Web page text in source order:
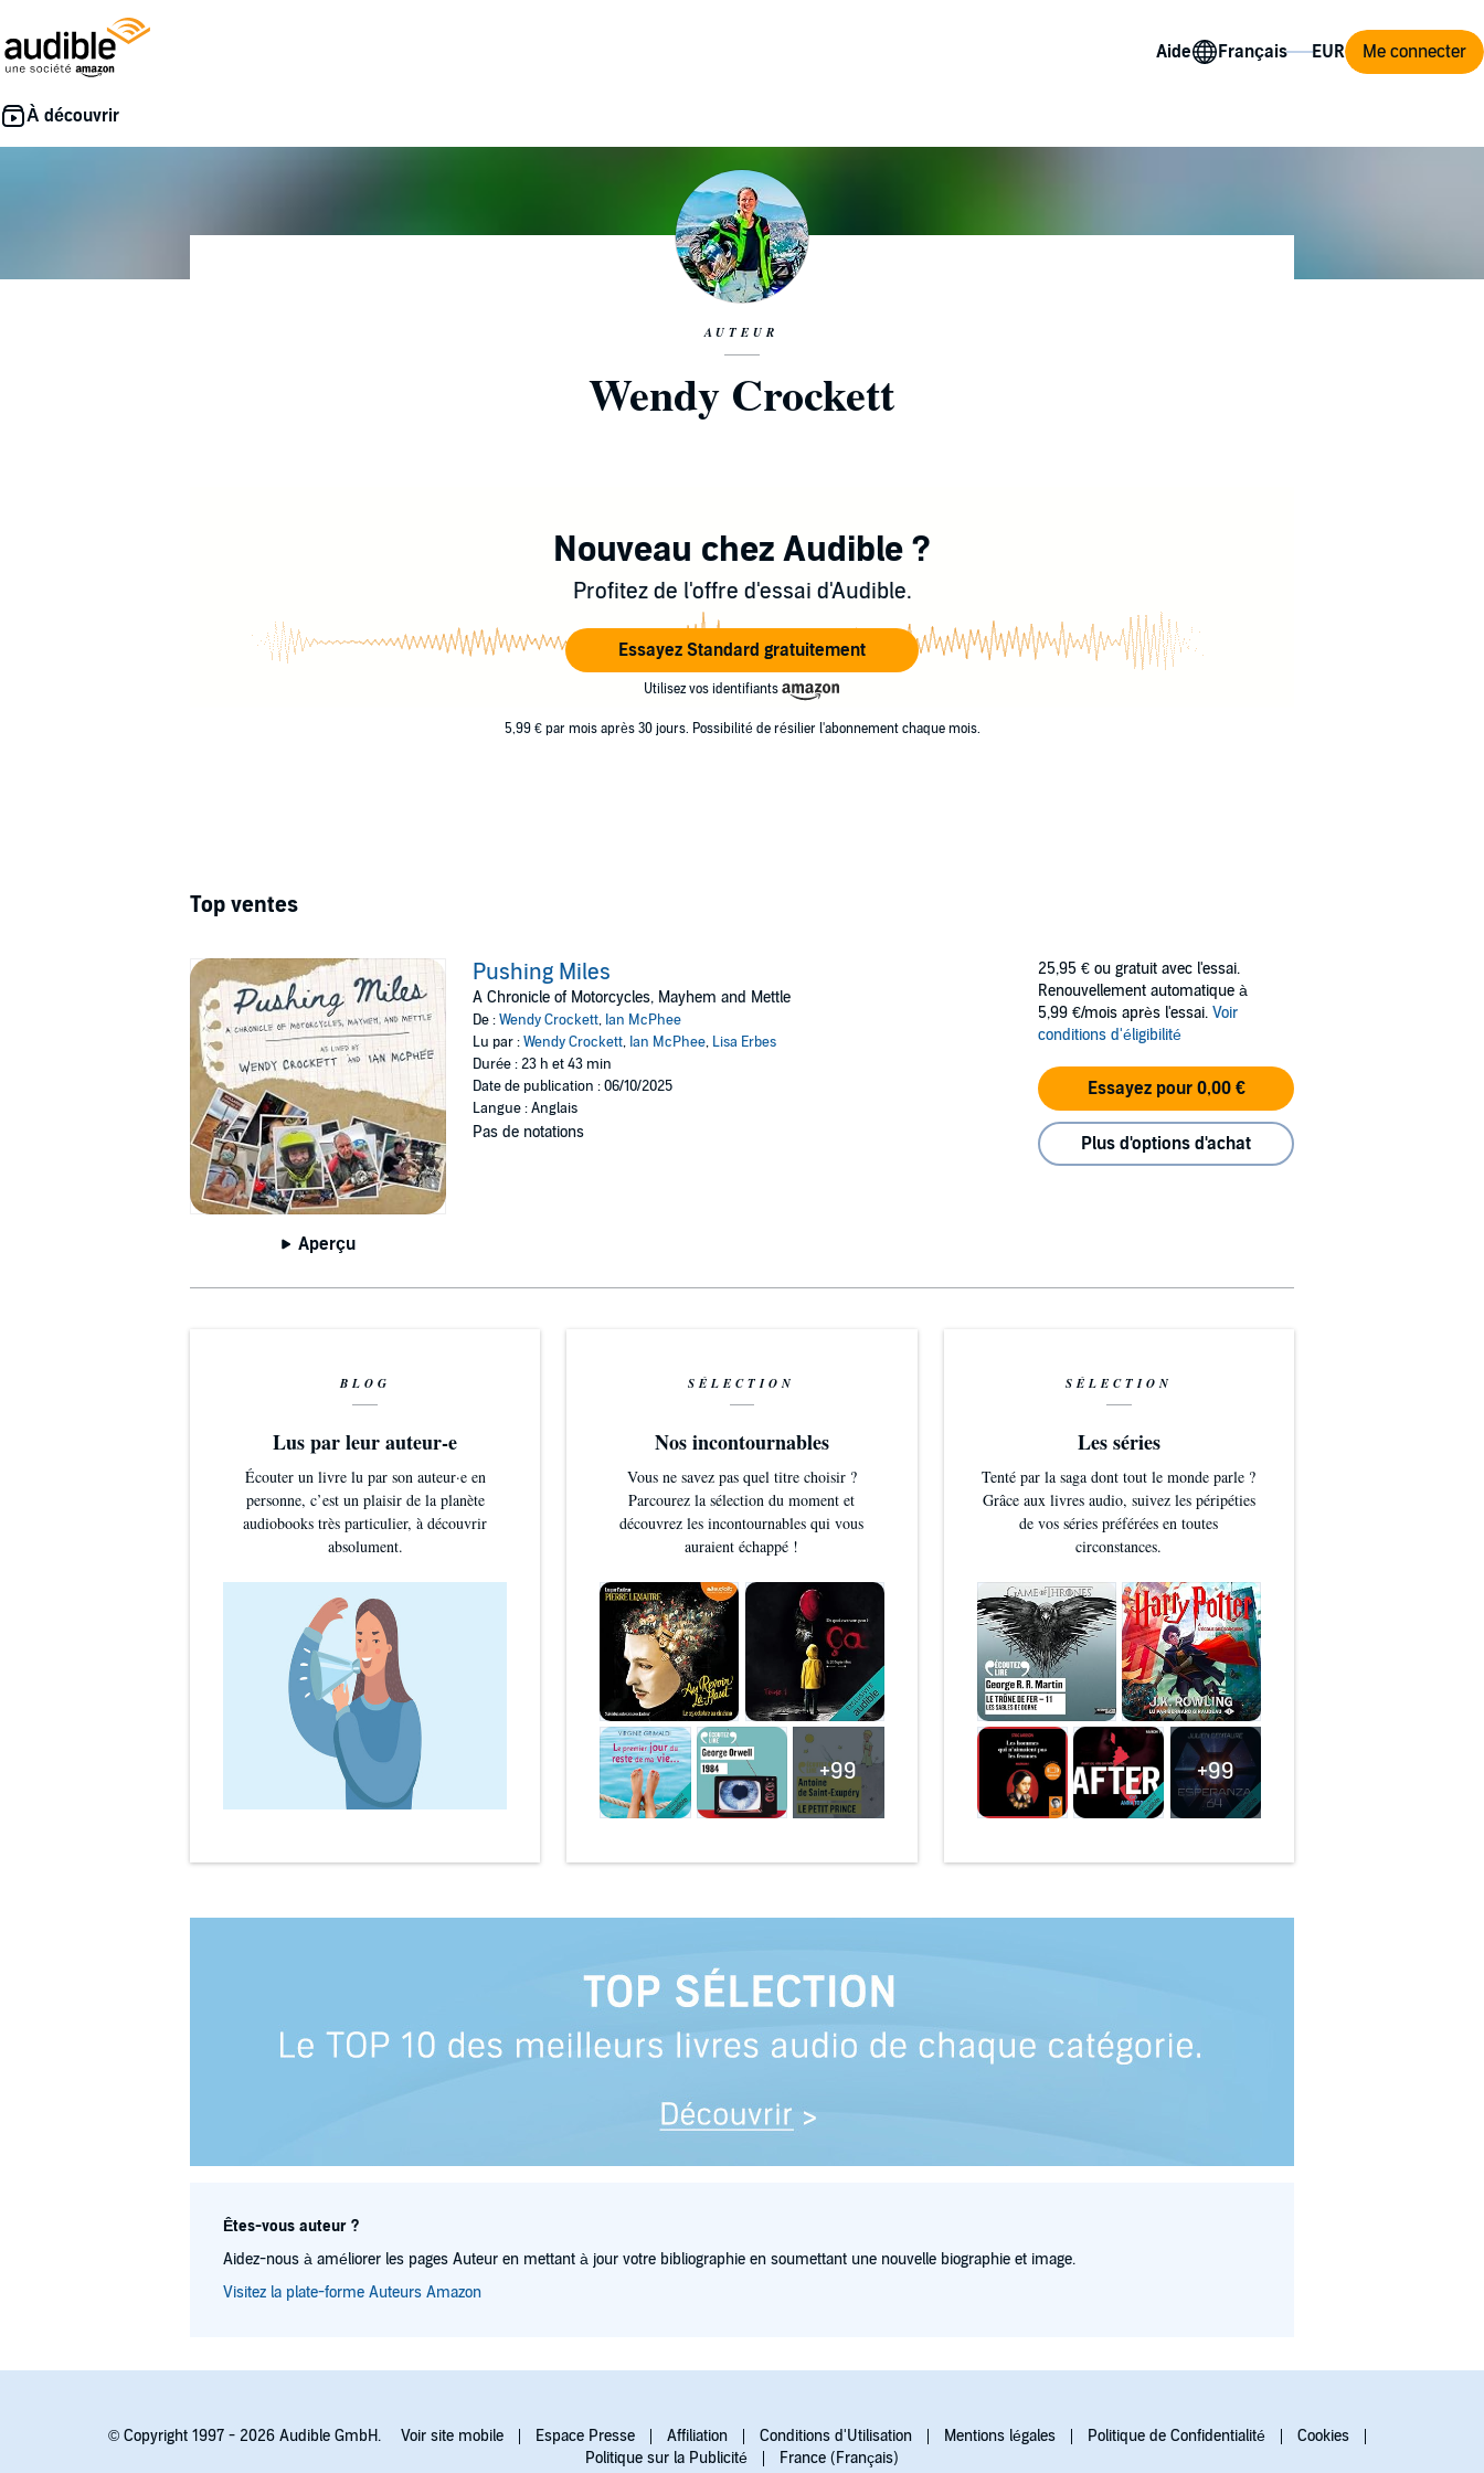
Aide Me connecter
AUTEUR
Wendy Crockett
Nouveau chez Audible ?
Profitez de l'offre d'essai d'Audible.
Essayez Standard gratuitement
Utilisez vos identifiants
5,99 € par mois après 30 jours. Possibilité de résilier l'abonnement chaque mois.
Top ventes
Aperçu
Pushing Miles
A Chronicle of Motorcycles, Mayhem and Mettle
De :Wendy Crockett, Ian McPhee
Lu par :Wendy Crockett, Ian McPhee, Lisa Erbes
Durée : 23 h et 43 min
Date de publication : 06/10/2025
Langue : Anglais
Pas de notations
25,95 € ou gratuit avec l'essai.
Renouvellement automatique à
5,99 €/mois après l'essai. Voir
conditions d'éligibilité
Essayez pour 0,00 €
Plus d'options d'achat
BLOG
Lus par leur auteur-e
Écouter un livre lu par son auteur·e en
personne, c’est un plaisir de la planète
audiobooks très particulier, à découvrir
absolument.
SÉLECTION
Nos incontournables
Vous ne savez pas quel titre choisir ?
Parcourez la sélection du moment et
découvrez les incontournables qui vous
auraient échappé !
+99
SÉLECTION
Les séries
Tenté par la saga dont tout le monde parle ?
Grâce aux livres audio, suivez les péripéties
de vos séries préférées en toutes
circonstances.
+99
Êtes-vous auteur ?
Aidez-nous à améliorer les pages Auteur en mettant à jour votre bibliographie en soumettant une nouvelle biographie et image.
Visitez la plate-forme Auteurs Amazon
© Copyright 1997 - 2026 Audible GmbH. Voir site mobile Espace Presse Affiliation Conditions d'Utilisation Mentions légales Politique de Confidentialité
Cookies
Politique sur la Publicité
France (Français)